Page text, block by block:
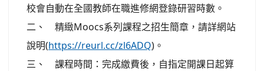
校會自動在全國教師在職進修網登錄研習時數。
二、 精緻Moocs系列課程之招生簡章，請詳網站
說明(https://reurl.cc/zl6ADQ)。
三、 課程時間：完成繳費後，自指定開課日起算